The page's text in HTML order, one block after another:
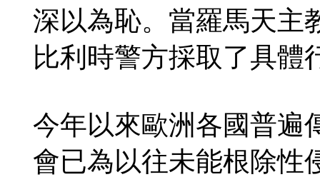
深以為恥。當羅馬天主
比利時警方採取了具體
今年以來歐洲各國普遍
會已為以往未能根除性